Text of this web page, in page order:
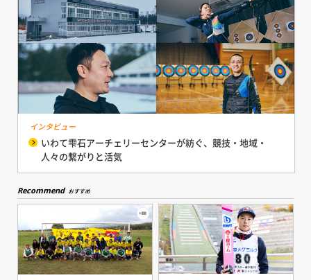
インタビュー
いわて雫石アーチェリーセンターが紡ぐ、競技・地域・
人々の繋がりと活気
Recommend おすすめ